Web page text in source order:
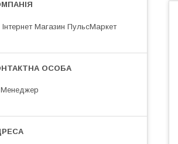
Інтернет Магазин ПульсМаркет
Менеджер